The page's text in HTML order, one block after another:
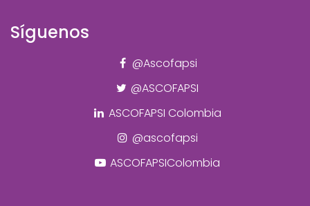
Síguenos
@Ascofapsi
@ASCOFAPSI
ASCOFAPSI Colombia
@ascofapsi
ASCOFAPSIColombia